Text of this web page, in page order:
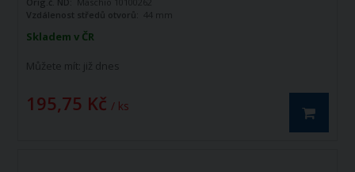
Skladem v ČR
Můžete mít: již dnes
195,75 Kč / ks
Vzdálenost středů otvorů:
44 mm